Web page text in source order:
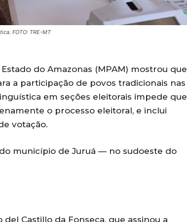
FOTO: TRE-MT
do Amazonas (MPAM) mostrou que
a participação de povos tradicionais nas
em seções eleitorais impede que
o processo eleitoral, e inclui
votação.
município de Juruá — no sudoeste do
Castillo da Fonseca, que assinou a